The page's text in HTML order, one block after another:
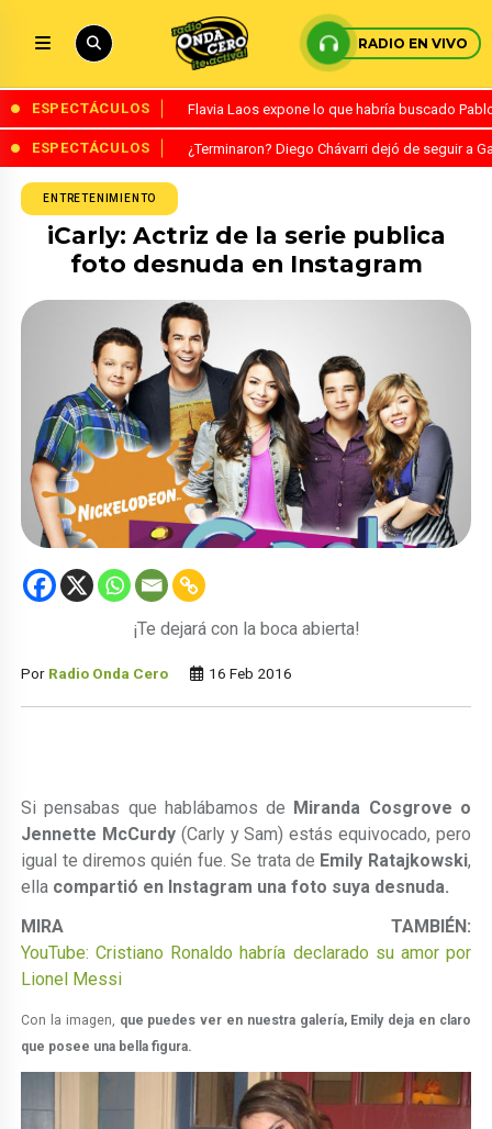
RADIO EN VIVO
ESPECTÁCULOS Flavia Laos expone lo que habría buscado
ESPECTÁCULOS ¿Terminaron? Diego Chávarri dejó de seguir a
ENTRETENIMIENTO
iCarly: Actriz de la serie publica
foto desnuda en Instagram
¡Te dejará con la boca abierta!
Por Radio Onda Cero 16 Feb 2016
Si pensabas que hablábamos de Miranda Cosgrove o
Jennette McCurdy (Carly y Sam) estás equivocado, pero
igual te diremos quién fue. Se trata de Emily Ratajkowski,
ella compartió en Instagram una foto suya desnuda.
MIRA TAMBIÉN:
YouTube: Cristiano Ronaldo habría declarado su amor por
Lionel Messi
Con la imagen, que puedes ver en nuestra galería, Emily deja en claro
que posee una bella figura.